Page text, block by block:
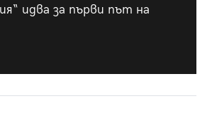
идва за първи път на